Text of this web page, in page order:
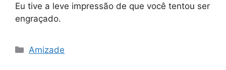
Eu tive a leve impressão de que você tentou ser
engraçado.
Categorias
Amizade